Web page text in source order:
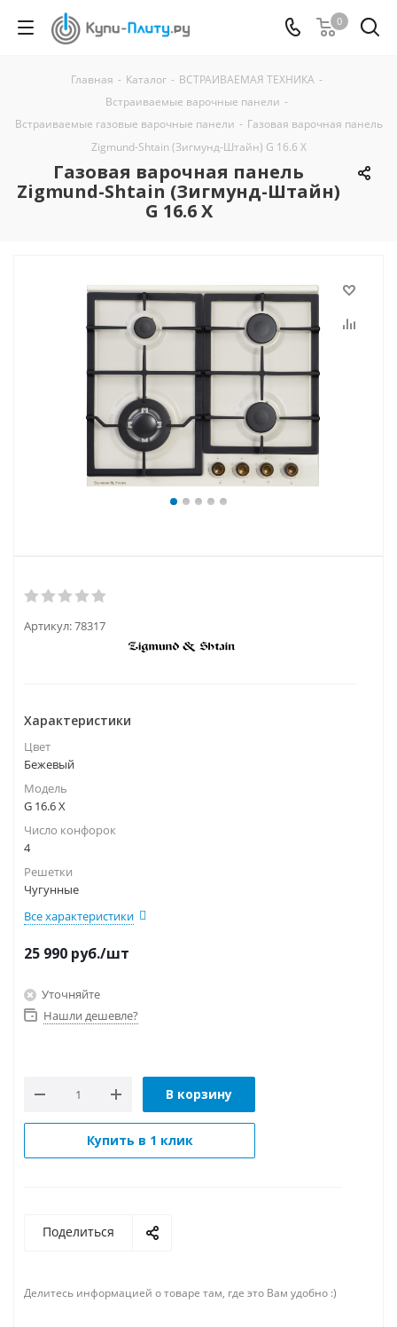
0
Главная - Каталог - ВСТРАИВАЕМАЯ ТЕХНИКА -
Встраиваемые варочные панели -
Встраиваемые газовые варочные панели - Газовая варочная панель
Zigmund-Shtain (Зигмунд-Штайн) G 16.6 X
Газовая варочная панель
Zigmund-Shtain (Зигмунд-Штайн)
G 16.6 X
Артикул:78317
Характеристики
Цвет
Бежевый
Модель
G 16.6 X
Число конфорок
4
Решетки
Чугунные
Все характеристики
25 990 руб./шт
Уточняйте
Нашли дешевле?
В корзину
Купить в 1 клик
Поделиться
Делитесь информацией о товаре там, где это Вам удобно :)